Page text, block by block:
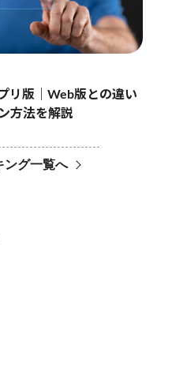
リ版｜Web版との違い
方法を解説
ング一覧へ